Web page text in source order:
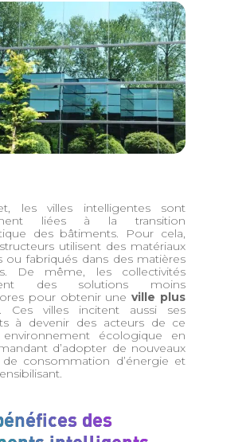
les villes intelligentes sont
liées à la transition
des bâtiments. Pour cela,
utilisent des matériaux
ou fabriqués dans des matières
De même, les collectivités
des solutions moins
pour obtenir uneville plus
. Ces villes incitent aussi ses
à devenir des acteurs de ce
environnement écologique en
d’adopter de nouveaux
de consommation d’énergie et
des